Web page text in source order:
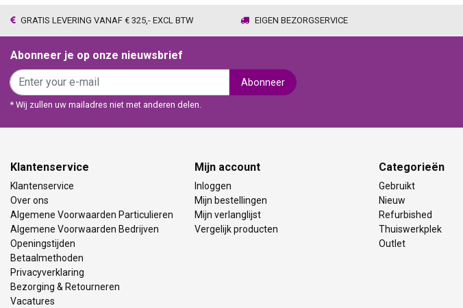
GRATIS LEVERING VANAF € 325,- EXCL BTW EIGEN BEZORGSERVICE
Abonneer je op onze nieuwsbrief
Abonneer
* Wij zullen uw mailadres niet met anderen delen.
Klantenservice
Klantenservice
Over ons
Algemene Voorwaarden Particulieren
Algemene Voorwaarden Bedrijven
Openingstijden
Betaalmethoden
Privacyverklaring
Bezorging & Retourneren
Vacatures
Mijn account
Inloggen
Mijn bestellingen
Mijn verlanglijst
Vergelijk producten
Categorieën
Gebruikt
Nieuw
Refurbished
Thuiswerkplek
Outlet